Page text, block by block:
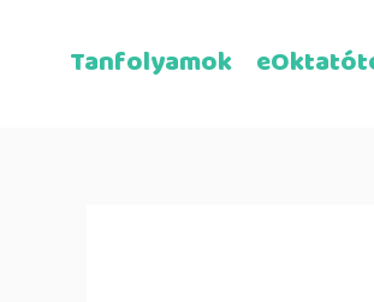
Tanfolyamok